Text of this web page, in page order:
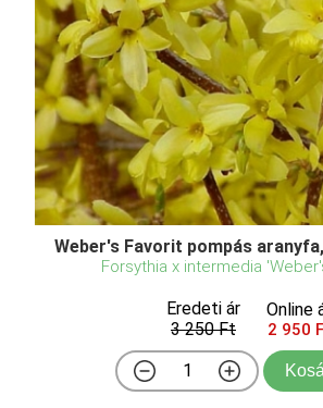
Weber's Favorit pompás
Forsythia x intermedia
Eredeti ár
3 250 Ft
Online
2 950